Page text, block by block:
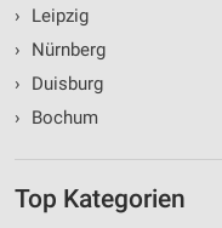
›
Leipzig
›
Nürnberg
›
Duisburg
›
Bochum
Top Kategorien